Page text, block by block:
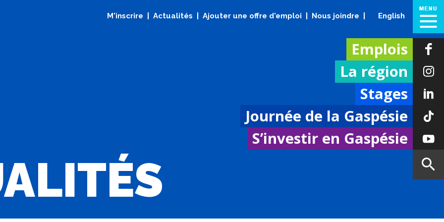
M'inscrire Actualités Ajouter une offre d'emploi Nous joindre English
Emplois
La région
Stages
Journée de la Gaspésie
S’investir en Gaspésie